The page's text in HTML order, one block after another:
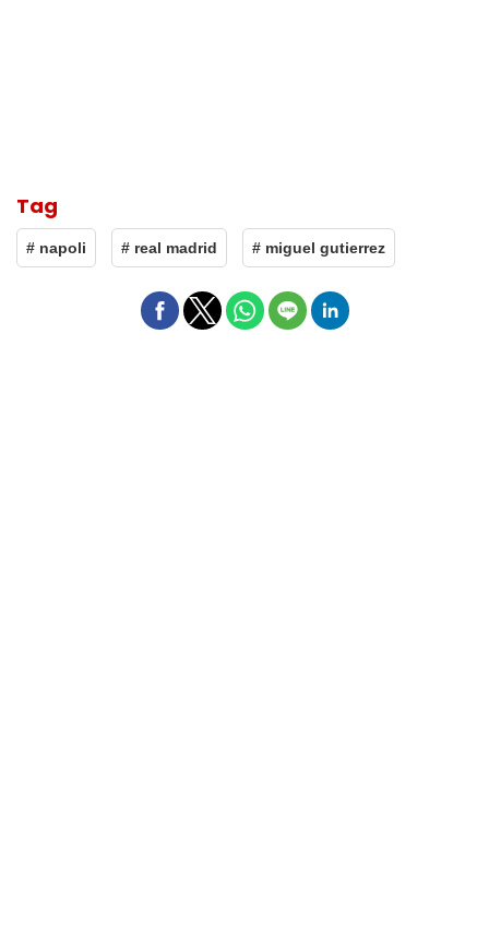
Tag
# napoli # real madrid # miguel gutierrez